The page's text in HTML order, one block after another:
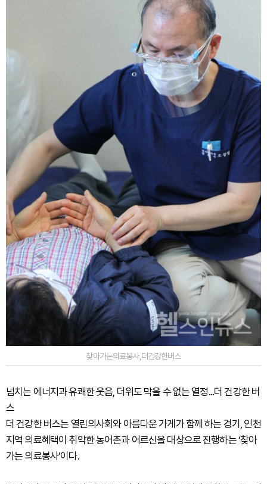
찾아가는의료봉사,더건강한버스
넘치는 에너지과 유쾌한 웃음, 더위도 막을 수 없는 열정...더 건강한 버
스
더 건강한 버스는 열린의사회와 아름다운 가게가 함께 하는 경기, 인천
지역 의료혜택이 취약한 농어촌과 어르신을 대상으로 진행하는 ‘찾아
가는 의료봉사’이다.